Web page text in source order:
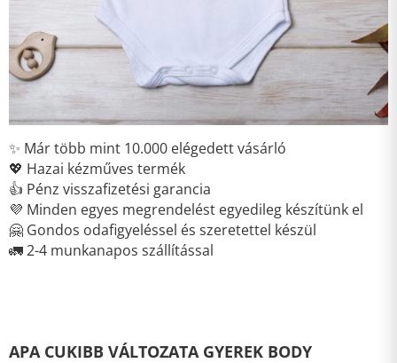
✨ Már több mint 10.000 elégedett vásárló
💖 Hazai kézműves termék
👍 Pénz visszafizetési garancia
💜 Minden egyes megrendelést egyedileg készítünk el
🤗 Gondos odafigyeléssel és szeretettel készül
🚛 2-4 munkanapos szállítással
APA CUKIBB VÁLTOZATA GYEREK BODY